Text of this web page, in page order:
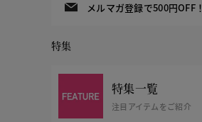
メルマガ登録で500円OFF！
特集
特集一覧
注目アイテムをご紹介